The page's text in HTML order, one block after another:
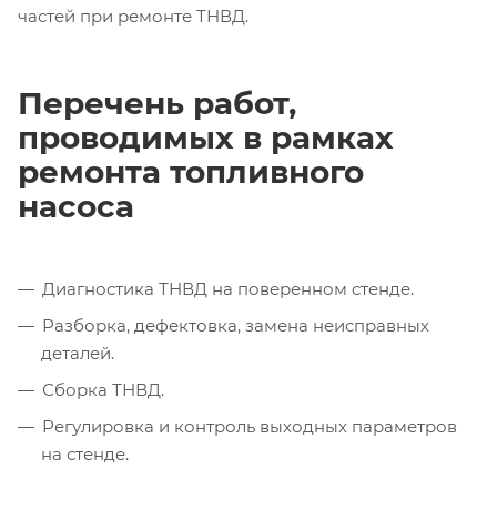
частей при ремонте ТНВД.
Перечень работ,
проводимых в рамках
ремонта топливного
насоса
Диагностика ТНВД на поверенном стенде.
Разборка, дефектовка, замена неисправных
деталей.
Сборка ТНВД.
Регулировка и контроль выходных параметров
на стенде.